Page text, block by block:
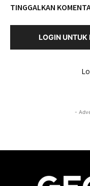
TINGGALKAN
LOGIN UNTUK
-